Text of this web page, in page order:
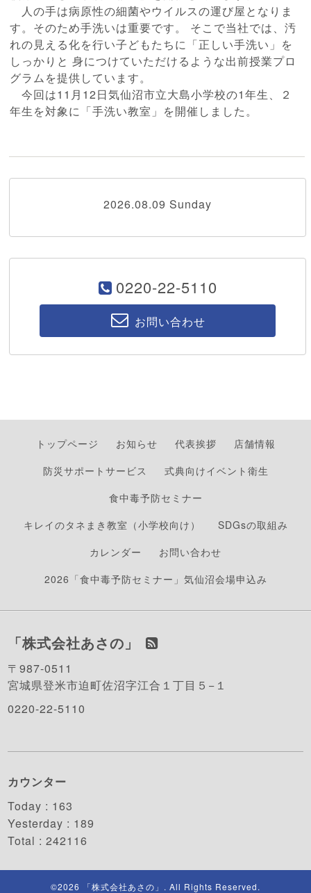
人の手は病原性の細菌やウイルスの運び屋となりま
す。そのため手洗いは重要です。 そこで当社では、汚
れの見える化を行い子どもたちに「正しい手洗い」を
しっかりと 身につけていただけるような出前授業プロ
グラムを提供しています。
今回は11月12日気仙沼市立大島小学校の1年生、２
年生を対象に「手洗い教室」を開催しました。
2026.08.09 Sunday
0220-22-5110
お問い合わせ
トップページ お知らせ 代表挨拶
店舗情報
防災サポートサービス
式典向けイベント衛生
食中毒予防セミナー
キレイのタネまき教室（小学校向け）
SDGsの取組み
カレンダー
お問い合わせ
2026「食中毒予防セミナー」気仙沼会場申込み
「株式会社あさの」
〒987-0511
宮城県登米市迫町佐沼字江合１丁目５−１
0220-22-5110
カウンター
Today : 163
Yesterday : 189
Total :242116
©2026 「株式会社あさの」 . All Rights Reserved.